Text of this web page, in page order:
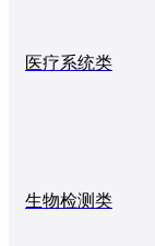
医疗系统类
生物检测类